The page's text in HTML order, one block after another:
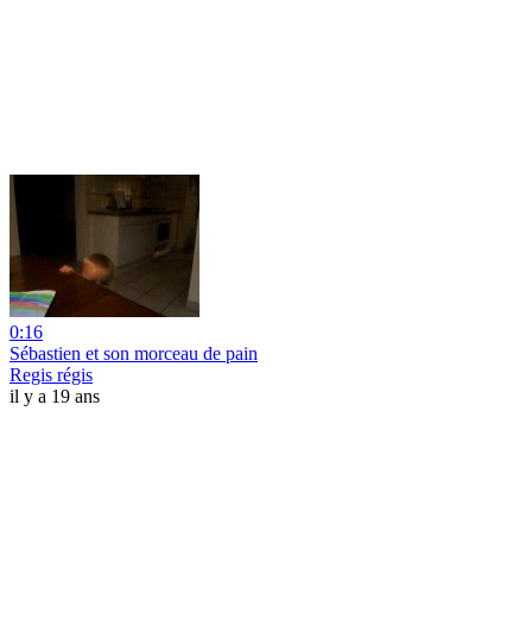
0:16
Sébastien et son morceau de pain
Regis régis
il y a 19 ans